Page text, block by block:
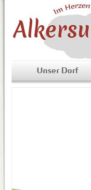
Unser Dorf